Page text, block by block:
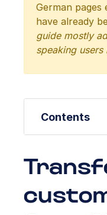
German
have already
guide mostly
speaking users
Contents